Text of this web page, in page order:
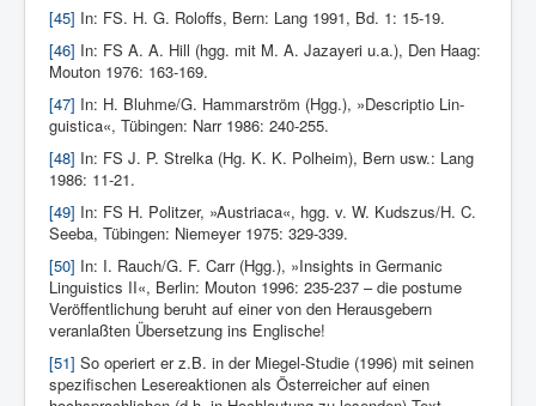
[45] In: FS. H. G. Roloffs, Bern: Lang 1991, Bd. 1: 15-19.
[46] In: FS A. A. Hill (hgg. mit M. A. Jazayeri u.a.), Den Haag:
Mouton 1976: 163-169.
[47] In: H. Bluhme/G. Hammarström (Hgg.), »Descriptio Lin­
guistica«, Tübingen: Narr 1986: 240-255.
[48] In: FS J. P. Strelka (Hg. K. K. Polheim), Bern usw.: Lang
1986: 11-21.
[49] In: FS H. Politzer, »Austriaca«, hgg. v. W. Kudszus/H. C.
Seeba, Tübingen: Niemeyer 1975: 329-339.
[50] In: I. Rauch/G. F. Carr (Hgg.), »Insights in Germanic
Linguistics II«, Berlin: Mouton 1996: 235-237 – die postume
Veröffentlichung beruht auf einer von den Herausgebern
veranlaßten Übersetzung ins Englische!
[51] So operiert er z.B. in der Miegel-Studie (1996) mit seinen
spezifischen Lesereaktionen als Österreicher auf einen